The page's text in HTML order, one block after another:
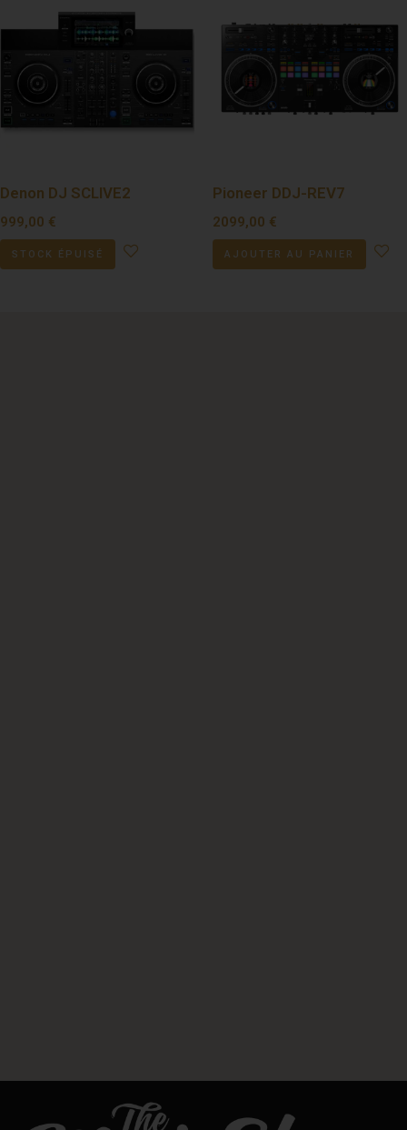
Denon DJ SCLIVE2
999,00 €
STOCK ÉPUISÉ
Pioneer DDJ-REV7
2099,00 €
AJOUTER AU PANIER